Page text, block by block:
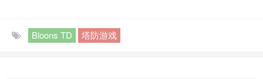
Bloons TD 塔防游戏